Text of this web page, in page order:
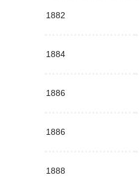
1882
1884
1886
1886
1888